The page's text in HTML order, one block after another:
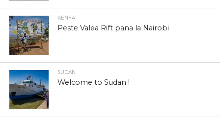
KENYA
Peste Valea Rift pana la Nairobi
SUDAN
Welcome to Sudan !